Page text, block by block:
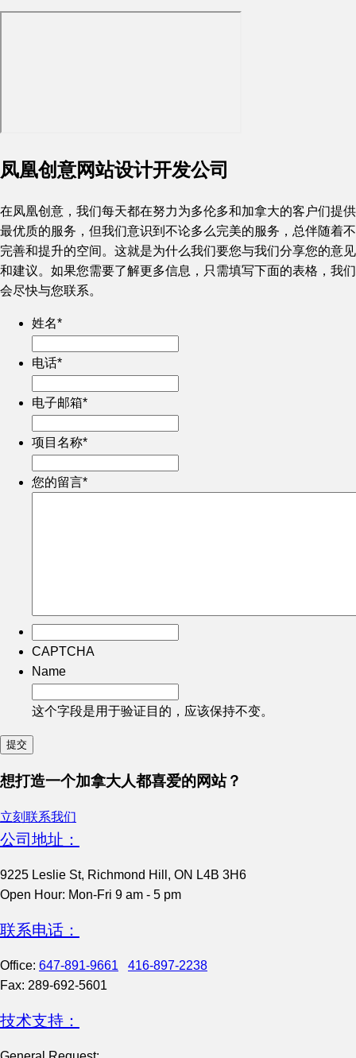
凤凰创意网站设计开发公司
在凤凰创意，我们每天都在努力为多伦多和加拿大的客户们提供
最优质的服务，但我们意识到不论多么完美的服务，总伴随着不
完善和提升的空间。这就是为什么我们要您与我们分享您的意见
和建议。如果您需要了解更多信息，只需填写下面的表格，我们
会尽快与您联系。
姓名*
电话*
电子邮箱*
项目名称*
您的留言*
CAPTCHA
Name
这个字段是用于验证目的，应该保持不变。
想打造一个加拿大人都喜爱的网站？
立刻联系我们
公司地址：
9225 Leslie St, Richmond Hill, ON L4B 3H6
Open Hour: Mon-Fri 9 am - 5 pm
联系电话：
Office: 647-891-9661
416-897-2238
Fax: 289-692-5601
技术支持：